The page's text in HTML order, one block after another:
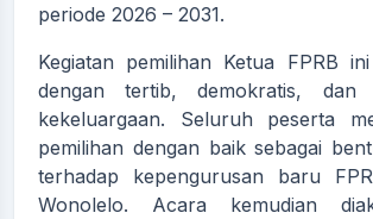
periode 2026 – 2031.
Kegiatan pemilihan Ketua FPRB
dengan tertib, demokratis, dan
kekeluargaan. Seluruh peserta
pemilihan dengan baik sebagai
terhadap kepengurusan baru
Wonolelo. Acara kemudian